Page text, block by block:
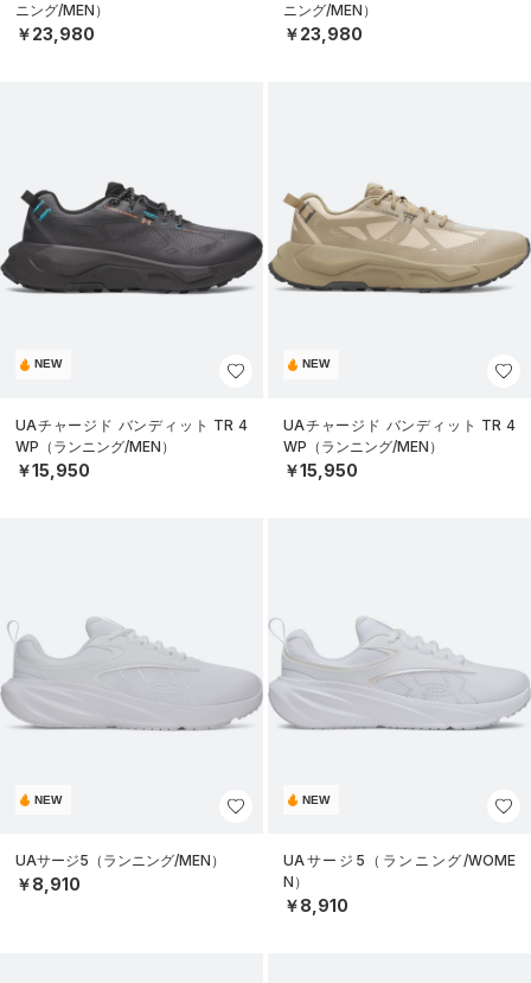
ニング/MEN）
￥23,980
ニング/MEN）
￥23,980
NEW
UAチャージド バンディット TR 4
WP（ランニング/MEN）
￥15,950
NEW
UAチャージド バンディット TR 4
WP（ランニング/MEN）
￥15,950
NEW
UAサージ5（ランニング/MEN）
￥8,910
NEW
UAサージ5（ランニング/WOME
N）
￥8,910